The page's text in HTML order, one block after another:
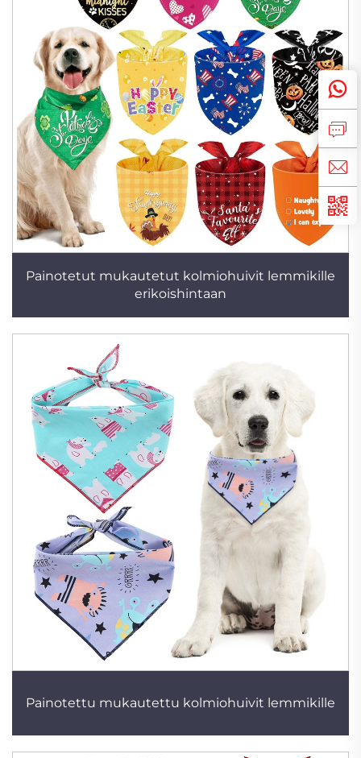
Painotetut mukautetut kolmiohuivit lemmikille
erikoishintaan
Painotettu mukautettu kolmiohuivit lemmikille